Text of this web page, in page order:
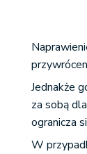
Jednakże
za sobą
ogranicza
W